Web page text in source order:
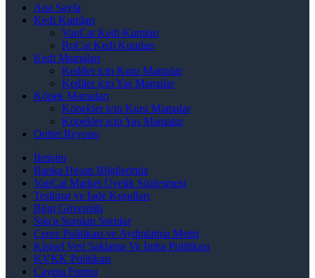
Ana Sayfa
Kedi Kumları
VanCat Kedi Kumları
RoCat Kedi Kumları
Kedi Mamaları
Kediler için Kuru Mamalar
Kediler için Yaş Mamalar
Köpek Mamaları
Köpekler için Kuru Mamalar
Köpekler için Yaş Mamalar
Outlet Reyonu
İletişim
Banka Hesap Bilgilerimiz
VanCat Market Üyelik Sözleşmesi
Teslimat ve İade Koşulları
Bilgi Güvenliği
Sıkça Sorulan Sorular
Çerez Politikası ve Aydınlatma Metni
Kişisel Veri Saklama Ve İmha Politikası
KVKK Politikası
Cayma Formu